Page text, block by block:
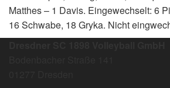
Matthes – 1 Davis. Eingewechselt: 6
16 Schwabe, 18 Gryka. Nicht